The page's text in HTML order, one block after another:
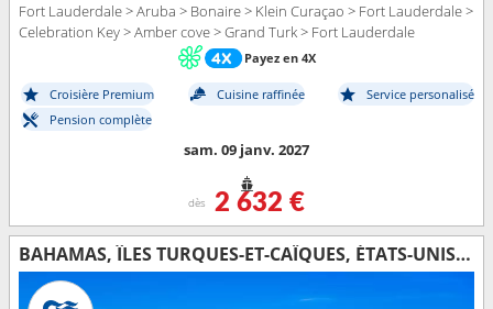
Fort Lauderdale > Aruba > Bonaire > Klein Curaçao > Fort Lauderdale >
Celebration Key > Amber cove > Grand Turk > Fort Lauderdale
Payez en 4X
Croisière Premium Cuisine raffinée
Service personalisé
Pension complète
sam. 09 janv. 2027
dès 2 632 €
BAHAMAS, ÎLES TURQUES-ET-CAÏQUES, ÉTATS-UNIS, ARUBA, BONAIRE